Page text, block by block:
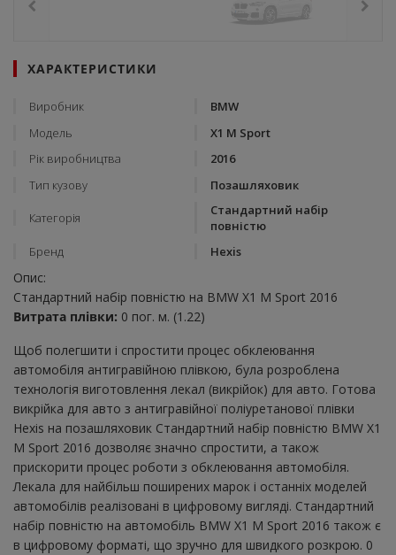
ХАРАКТЕРИСТИКИ
Виробник
BMW
Модель
X1 M Sport
Рік виробництва
2016
Тип кузову
Позашляховик
Категорія
Стандартний набір
повністю
Бренд
Hexis
Опис:
Стандартний набір повністю на BMW X1 M Sport 2016
Витрата плівки: 0 пог. м. (1.22)
Щоб полегшити і спростити процес обклеювання
автомобіля антигравійною плівкою, була розроблена
технологія виготовлення лекал (викрійок) для авто. Готова
викрійка для авто з антигравійної поліуретанової плівки
Hexis на позашляховик Стандартний набір повністю BMW X1
M Sport 2016 дозволяє значно спростити, а також
прискорити процес роботи з обклеювання автомобіля.
Лекала для найбільш поширених марок і останніх моделей
автомобілів реалізовані в цифровому вигляді. Стандартний
набір повністю на автомобіль BMW X1 M Sport 2016 також є
в цифровому форматі, що зручно для швидкого розкрою. 0